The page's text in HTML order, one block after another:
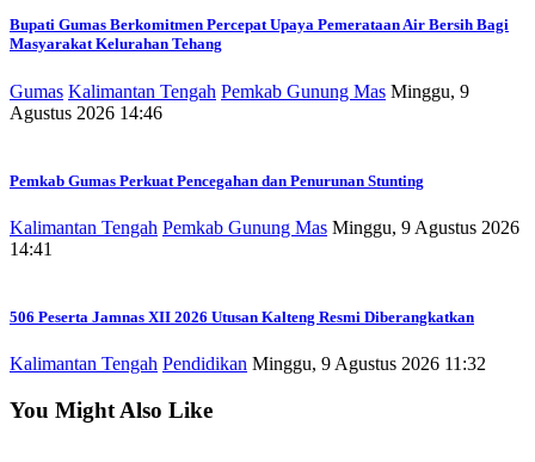
Bupati Gumas Berkomitmen Percepat Upaya Pemerataan Air Bersih Bagi
Masyarakat Kelurahan Tehang
Gumas Kalimantan Tengah Pemkab Gunung Mas Minggu, 9
Agustus 2026 14:46
Pemkab Gumas Perkuat Pencegahan dan Penurunan Stunting
Kalimantan Tengah Pemkab Gunung Mas Minggu, 9 Agustus 2026
14:41
506 Peserta Jamnas XII 2026 Utusan Kalteng Resmi Diberangkatkan
Kalimantan Tengah Pendidikan Minggu, 9 Agustus 2026 11:32
You Might Also Like